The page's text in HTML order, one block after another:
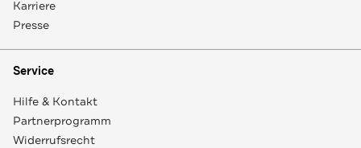
Karriere
Presse
Service
Hilfe & Kontakt
Partnerprogramm
Widerrufsrecht